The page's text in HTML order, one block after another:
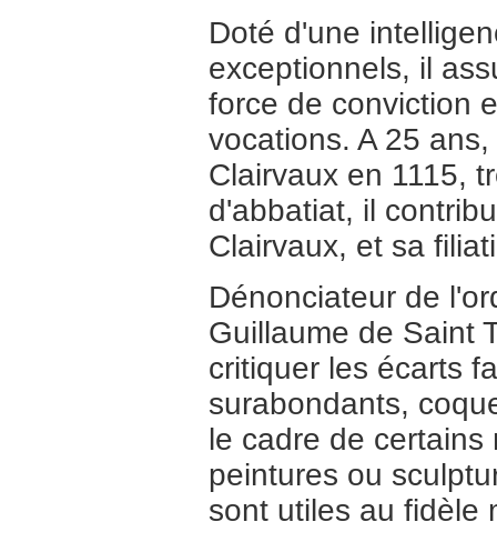
Doté d'une
exceptionnels, il
force de conviction
vocations. A 25
Clairvaux en 1115,
d'abbatiat, il
Clairvaux, et sa
Dénonciateur de
Guillaume de Saint
critiquer les écarts
surabondants,
le cadre de
peintures ou
sont utiles au fidèle